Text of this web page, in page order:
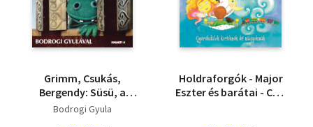
Grimm, Csukás,
Bergendy: Süsü, a
sárkány - Hamupipőke
Bodrogi Gyula
Holdraforgók - Major
Eszter és barátai - CD -